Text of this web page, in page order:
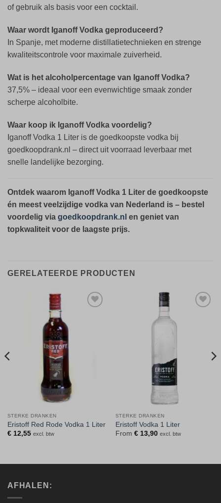
of gebruik als basis voor een cocktail.
Waar wordt Iganoff Vodka geproduceerd?
In Spanje, met moderne distillatietechnieken en strenge
kwaliteitscontrole voor maximale zuiverheid.
Wat is het alcoholpercentage van Iganoff Vodka?
37,5% – ideaal voor een evenwichtige smaak zonder
scherpe alcoholbite.
Waar koop ik Iganoff Vodka voordelig?
Iganoff Vodka 1 Liter is de goedkoopste vodka bij
goedkoopdrank.nl – direct uit voorraad leverbaar met
snelle landelijke bezorging.
Ontdek waarom Iganoff Vodka 1 Liter de goedkoopste
én meest veelzijdige vodka van Nederland is – bestel
voordelig via goedkoopdrank.nl en geniet van
topkwaliteit voor de laagste prijs.
GERELATEERDE PRODUCTEN
STERKE DRANKEN
Eristoff Red Rode Vodka 1 Liter
€12,55 excl. btw
STERKE DRANKEN
Eristoff Vodka 1 Liter
From €13,90 excl. btw
AFHALEN: